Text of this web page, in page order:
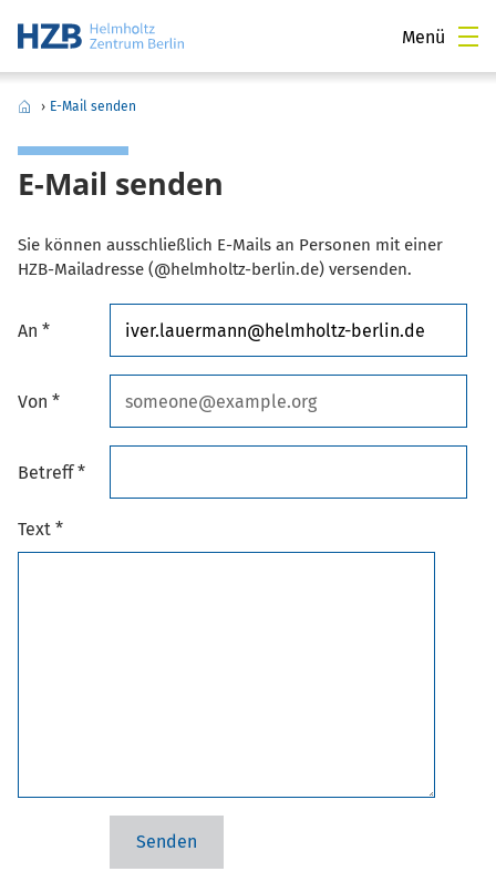
Menü
› E-Mail senden
E-Mail senden
Sie können ausschließlich E-Mails an Personen mit einer
HZB-Mailadresse (@helmholtz-berlin.de) versenden.
An *
Von *
Betreff *
Text *